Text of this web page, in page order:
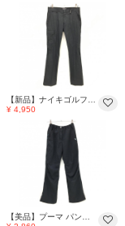
【新品】ナイキゴルフ パンツ 黒 地模様 複数ポケット DRI-FIT メンズ L ゴルフウェア NIKE
¥ 4,950
【美品】プーマ パンツ 黒×ライトブルー ロゴ刺しゅう 裾ドローコード レディース S ゴルフウェア PUMA